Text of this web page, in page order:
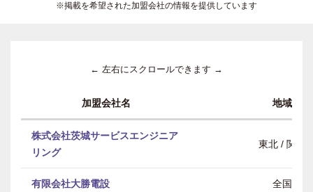
※掲載を希望された加盟会社の情報を提供しています
← 左右にスクロールできます →
加盟会社名 地域
株式会社茨城サービスエンジニア
リング
東北 / 関東
有限会社大勝電設 全国